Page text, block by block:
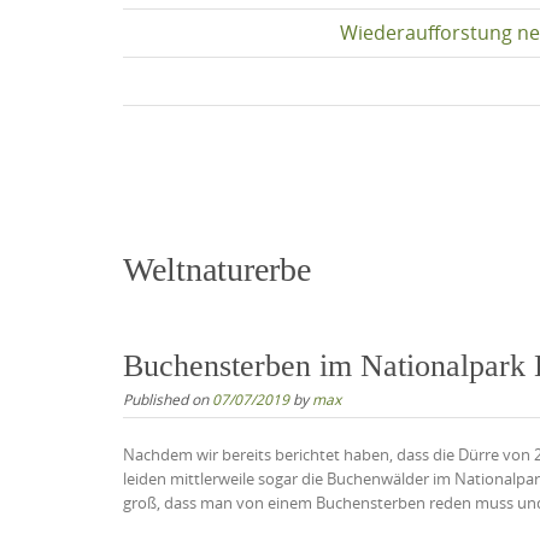
Wiederaufforstung
Weltnaturerbe
Buchensterben im Nationalpark
Published on07/07/2019bymax
Nachdem wir bereits berichtet haben, dass die Dürre
leiden mittlerweile sogar die Buchenwälder im
groß, dass man von einem Buchensterben reden muss